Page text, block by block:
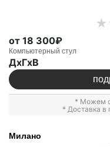
от 18 300₽
Компьютерный стул
ДxГxВ
* Можем
* Доставка в
Милано